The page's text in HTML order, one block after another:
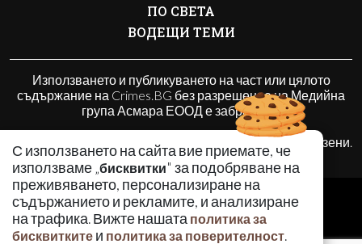
С използването на сайта вие приемате, че
използваме „бисквитки" за подобряване на
преживяването, персонализиране на
съдържанието и рекламите, и анализиране
на трафика. Вижте нашата политика за
бисквитките и политика за поверителност.
ПО СВЕТА
ВОДЕЩИ ТЕМИ
Използването и публикуването на част или цялото
съдържание на Crimes.BG без разрешение на Медийна
група Асмара ЕООД е забранено.
© 2010 - 2026 | Crimes.BG. Всички права запазени.
РЕКЛАМА
КОНТАКТИ
ОБЩИ УСЛОВИЯ